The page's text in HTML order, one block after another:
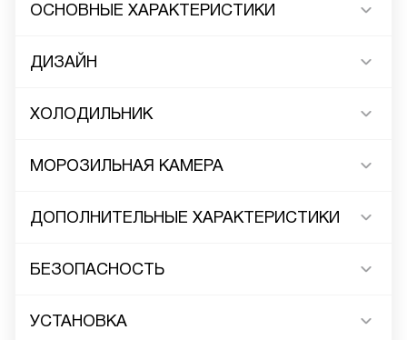
ОСНОВНЫЕ ХАРАКТЕРИСТИКИ
ДИЗАЙН
ХОЛОДИЛЬНИК
МОРОЗИЛЬНАЯ КАМЕРА
ДОПОЛНИТЕЛЬНЫЕ ХАРАКТЕРИСТИКИ
БЕЗОПАСНОСТЬ
УСТАНОВКА